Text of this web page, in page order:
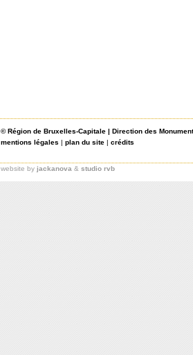
©Région de Bruxelles-Capitale | Direction des
mentions légales | plan du site | crédits
website by jackanova & studio rvb